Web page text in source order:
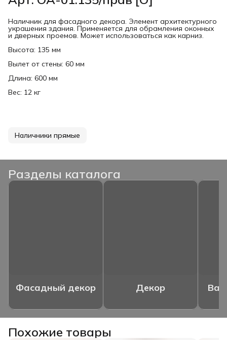
Наличник для фасадного декора. Элемент архитектурного
украшения здания. Применяется для обрамления оконных
и дверных проемов. Может использоваться как карниз.
Высота: 135 мм
Вылет от стены: 60 мм
Длина: 600 мм
Вес: 12 кг
Наличники прямые
Разделы каталога
Фасадный декор Декор
Похожие товары